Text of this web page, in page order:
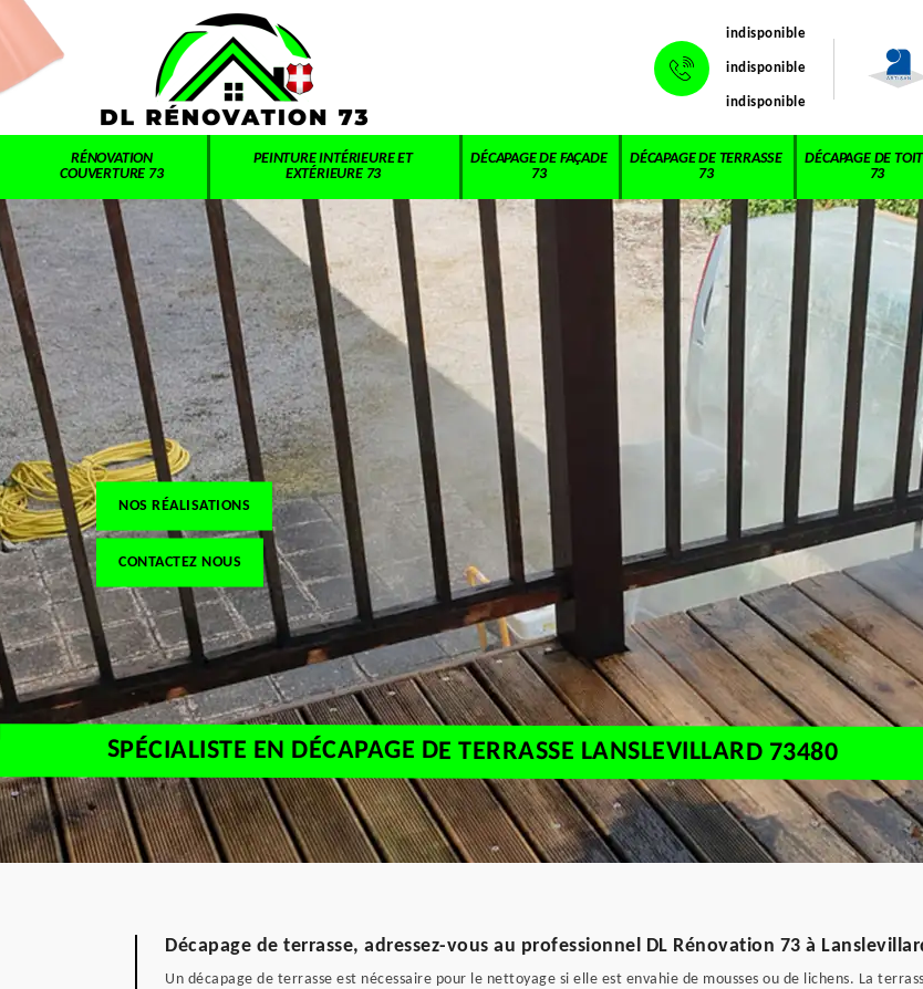
indisponible
indisponible
indisponible
RÉNOVATION
COUVERTURE 73
PEINTURE INTÉRIEURE ET
EXTÉRIEURE 73
DÉCAPAGE DE FAÇADE
73
DÉCAPAGE DE TERRASSE
73
DÉCAPAGE DE
73
NOS RÉALISATIONS
CONTACTEZ NOUS
SPÉCIALISTE EN DÉCAPAGE DE TERRASSE LANSLEVILLARD 73480
Décapage de terrasse, adressez-vous au professionnel DL Rénovation 73 à
Un décapage de terrasse est nécessaire pour le nettoyage si elle est envahie de mousses ou de lichens. La